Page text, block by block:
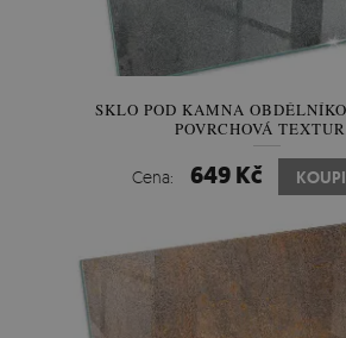
SKLO POD KAMNA
POVRCHOVÁ
Cena: 649 Kč